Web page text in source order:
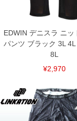
EDWIN デニスラ ニッ
パンツ ブラック 3L 4L
8L
¥2,970